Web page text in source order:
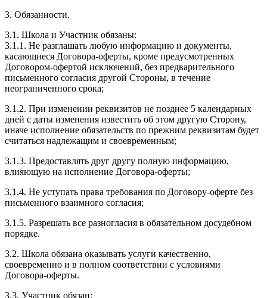
3. Обязанности.
3.1. Школа и Участник обязаны:
3.1.1. Не разглашать любую информацию и документы,
касающиеся Договора-оферты, кроме предусмотренных
Договором-офертой исключений, без предварительного
письменного согласия другой Стороны, в течение
неограниченного срока;
3.1.2. При изменении реквизитов не позднее 5 календарных
дней с даты изменения известить об этом другую Сторону,
иначе исполнение обязательств по прежним реквизитам будет
считаться надлежащим и своевременным;
3.1.3. Предоставлять друг другу полную информацию,
влияющую на исполнение Договора-оферты;
3.1.4. Не уступать права требования по Договору-оферте без
письменного взаимного согласия;
3.1.5. Разрешать все разногласия в обязательном досудебном
порядке.
3.2. Школа обязана оказывать услуги качественно,
своевременно и в полном соответствии с условиями
Договора-оферты.
3.3. Участник обязан: